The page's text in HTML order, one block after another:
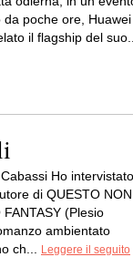
da poche ore, Huawei
il flagship del
Ho
di QUESTO NON
(Plesio
ambientato
ch...
Leggere il seguito